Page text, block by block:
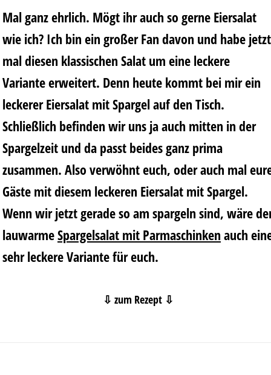
Mal ganz ehrlich. Mögt ihr auch so gerne Eiersalat
wie ich? Ich bin ein großer Fan davon und habe jetzt
mal diesen klassischen Salat um eine leckere
Variante erweitert. Denn heute kommt bei mir ein
leckerer Eiersalat mit Spargel auf den Tisch.
Schließlich befinden wir uns ja auch mitten in der
Spargelzeit und da passt beides ganz prima
zusammen. Also verwöhnt euch, oder auch mal
Gäste mit diesem leckeren Eiersalat mit Spargel.
Wenn wir jetzt gerade so am spargeln sind, wäre
lauwarmeSpargelsalat mit Parmaschinken auch
sehr leckere Variante für euch.
⇩ zum Rezept ⇩